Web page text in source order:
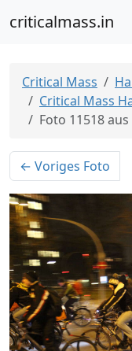
criticalmass.in
Critical Mass
Critical Mass
Foto 11518
← Voriges Foto